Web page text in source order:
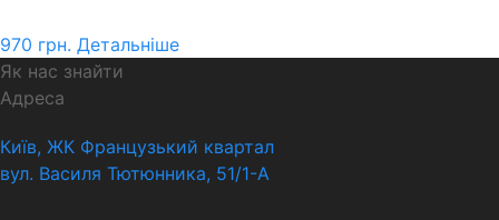
970 грн. Детальніше
Як нас знайти
Адреса
Київ, ЖК Французький квартал
вул. Василя Тютюнника, 51/1-А